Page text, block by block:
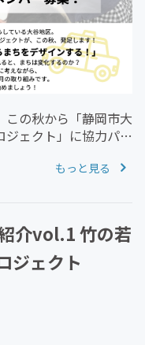
この秋から「静岡市大
ェクト」に協力パー
地理的な要因から、
もっと見る
介vol.1 竹の若
ジェクト